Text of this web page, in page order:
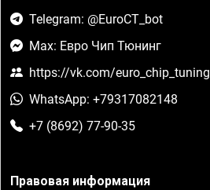
Telegram: @EuroCT_bot
Max: Евро Чип Тюнинг
https://vk.com/euro_chip_tuning
WhatsApp: +79317082148
+7 (8692) 77-90-35
Правовая информация